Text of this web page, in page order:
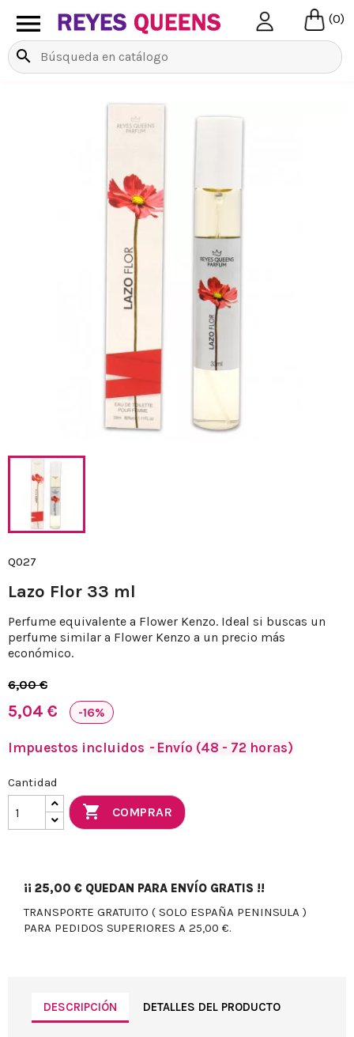
 (0)
search
Q027
Lazo Flor 33 ml
Perfume equivalente a Flower Kenzo. Ideal si buscas un
perfume similar a Flower Kenzo a un precio más
económico.
6,00 €
5,04 € -16%
Impuestos incluidos Envío (48 - 72 horas)
Cantidad
 COMPRAR
¡¡ 25,00 € QUEDAN PARA ENVÍO GRATIS !!
TRANSPORTE GRATUITO ( SOLO ESPAÑA PENINSULA )
PARA PEDIDOS SUPERIORES A 25,00 €.
DESCRIPCIÓN DETALLES DEL PRODUCTO